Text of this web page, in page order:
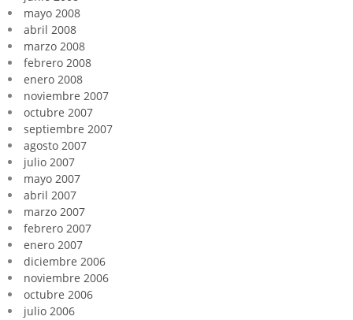
mayo 2008
abril 2008
marzo 2008
febrero 2008
enero 2008
noviembre 2007
octubre 2007
septiembre 2007
agosto 2007
julio 2007
mayo 2007
abril 2007
marzo 2007
febrero 2007
enero 2007
diciembre 2006
noviembre 2006
octubre 2006
julio 2006